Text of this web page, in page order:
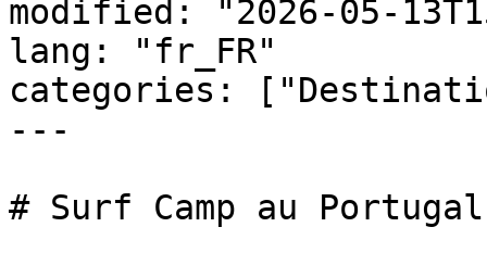
modified: "2026-05-
lang: "fr_FR"
categories:
---
# Surf Camp au